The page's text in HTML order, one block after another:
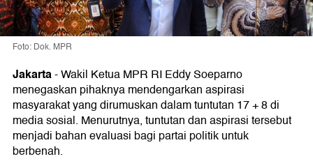
Foto: Dok. MPR
Jakarta-Wakil Ketua MPR RI Eddy Soeparno
menegaskan pihaknya mendengarkan aspirasi
masyarakat yang dirumuskan dalam tuntutan 17 + 8 di
media sosial. Menurutnya, tuntutan dan aspirasi tersebut
menjadi bahan evaluasi bagi partai politik untuk
berbenah.